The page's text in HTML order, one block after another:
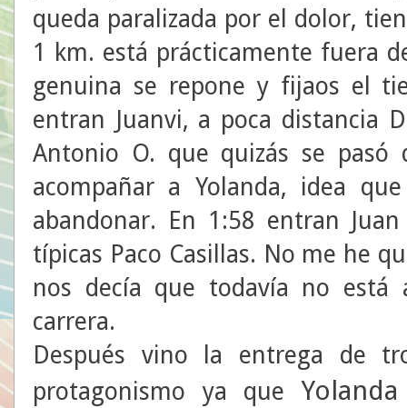
queda paralizada por el dolor,
1 km. está prácticamente fuera
genuina se repone y fijaos el
entran Juanvi, a poca distancia
Antonio O. que quizás se
acompañar a Yolanda, idea
abandonar. En 1:58 entran
típicas Paco Casillas. No me he
nos decía que todavía no
carrera.
Después vino la entrega de
protagonismo ya que